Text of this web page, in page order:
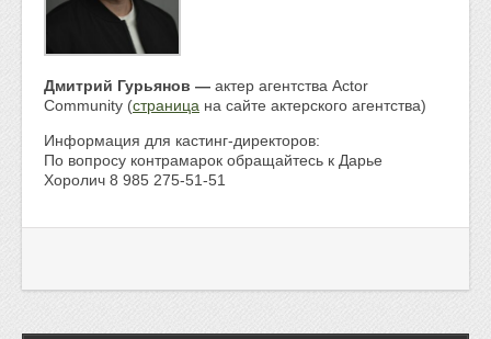
Дмитрий Гурьянов — актер агентства Actor
Community (страница на сайте актерского агентства)
Информация для кастинг-директоров:
По вопросу контрамарок обращайтесь к Дарье
Хоролич 8 985 275-51-51